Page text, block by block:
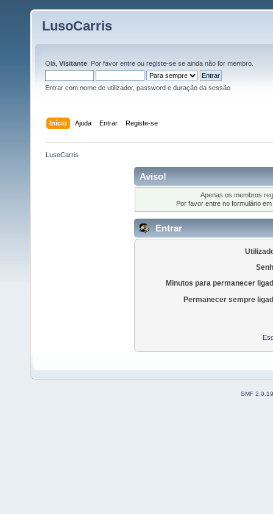
LusoCarris
Olá, Visitante . Por favor entre ou registe-se se ainda não for membro.
Entrar com nome de utilizador, password e duração da sessão
Início Ajuda Entrar Registe-se
LusoCarris
Aviso!
Apenas os membros
Por favor entre no formulário
Entrar
Minutos para permanecer
Permanecer sempre
SMF 2.0.19